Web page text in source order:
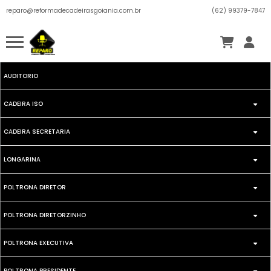
reparo@reformadecadeirasgoiania.com.br (62) 99379-7847
AUDITORIO
CADEIRA ISO
FIXA
GIRATORIA
CADEIRA SECRETARIA
SECRETARIA GIRATORIA
SEECRETARIA FIXA
LONGARINA
DIRETOR
EXECUTIVA
ISO
POLTRONA DIRETOR
FIXA
GIRATORIA
POLTRONA DIRETORZINHO
GIRATORIA
POLTRONA EXECUTIVA